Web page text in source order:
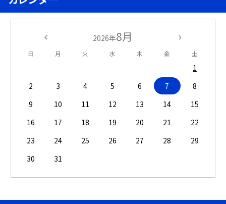
2026年8月
日 月 火 水 木 金 土
1
2
3 4 5 6 7
8
9
10 11 12 13 14
15
16
17 18 19 20 21
22
23
24 25 26 27 28
29
30
31